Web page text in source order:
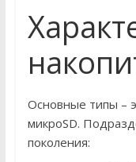
Основные типы –
микроSD.
поколения: